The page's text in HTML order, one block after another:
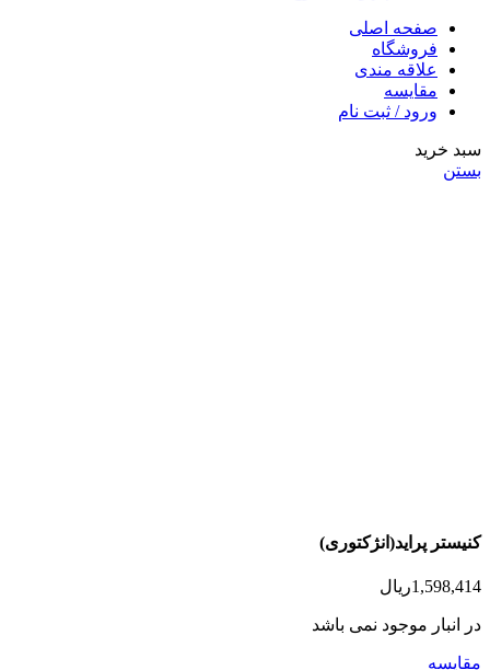
صفحه اصلی
فروشگاه
علاقه مندی
مقایسه
ورود / ثبت نام
سبد خرید
بستن
کنیستر پراید(انژکتوری)
1,598,414ریال
در انبار موجود نمی باشد
مقایسه